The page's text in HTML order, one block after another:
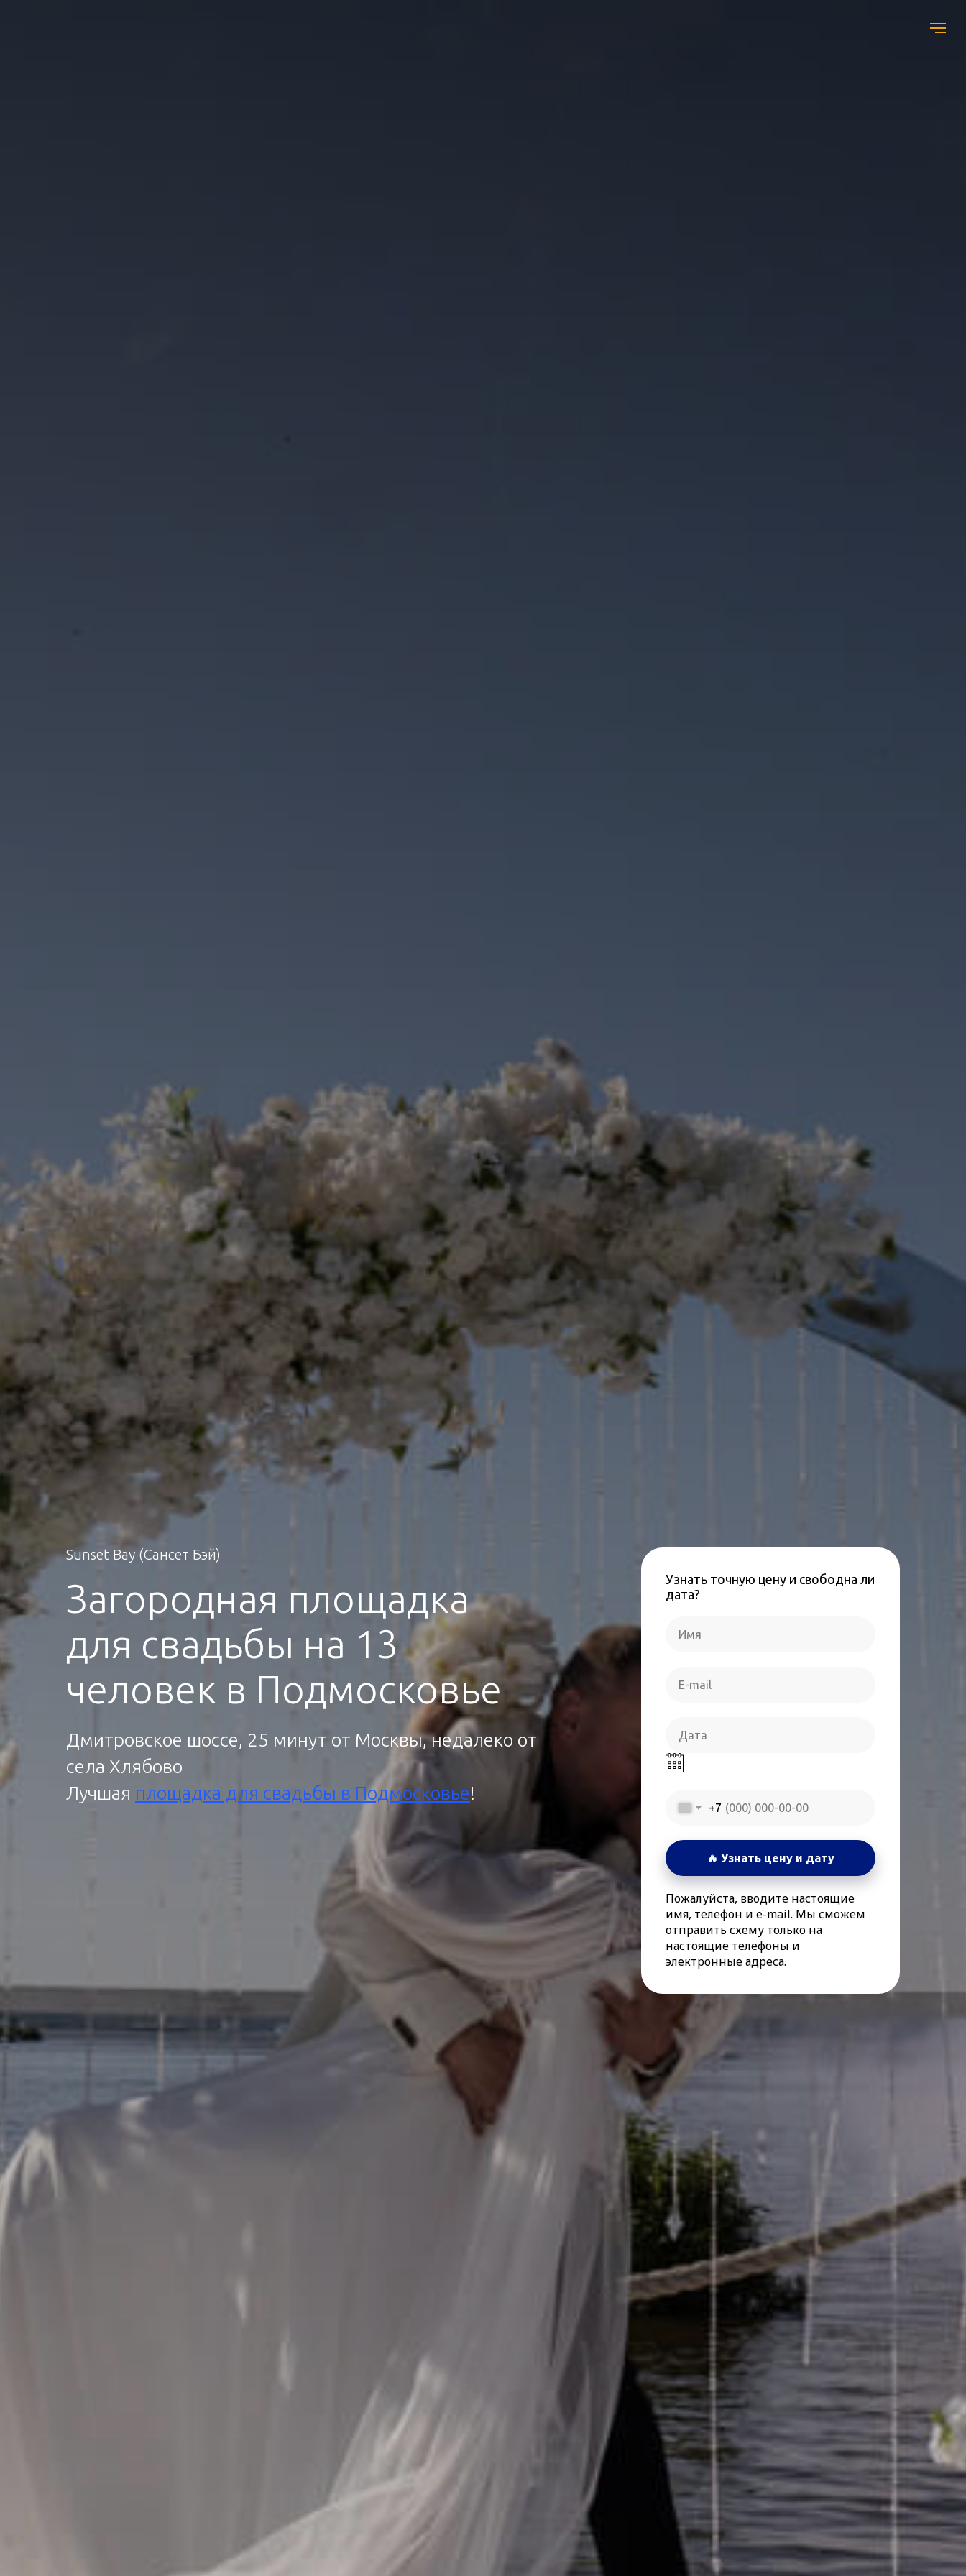
Sunset Bay (Сансет Бэй)
Загородная площадка
для свадьбы на 13
человек в Подмосковье
Дмитровское шоссе, 25 минут от Москвы, недалеко от
села Хлябово
Лучшая площадка для свадьбы в Подмосковье!
Узнать точную цену и свободна ли
дата?
+7
🔥 Узнать цену и дату
Пожалуйста, вводите настоящие
имя, телефон и e-mail. Мы сможем
отправить схему только на
настоящие телефоны и
электронные адреса.